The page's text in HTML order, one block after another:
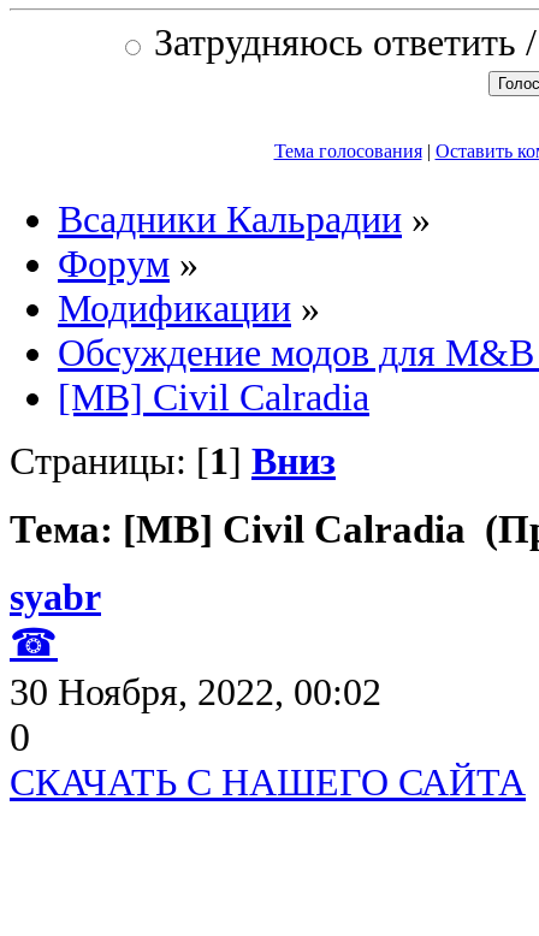
Затрудняюсь
Тема голосования| Оставить
Всадники Кальрадии »
Форум »
Модификации »
Обсуждение модов для
[MB] Civil Calradia
Страницы: [1] Вниз
Тема: [MB] Civil Calradia
syabr
☎
30 Ноября, 2022, 00:02
0
СКАЧАТЬ С НАШЕГО САЙТА